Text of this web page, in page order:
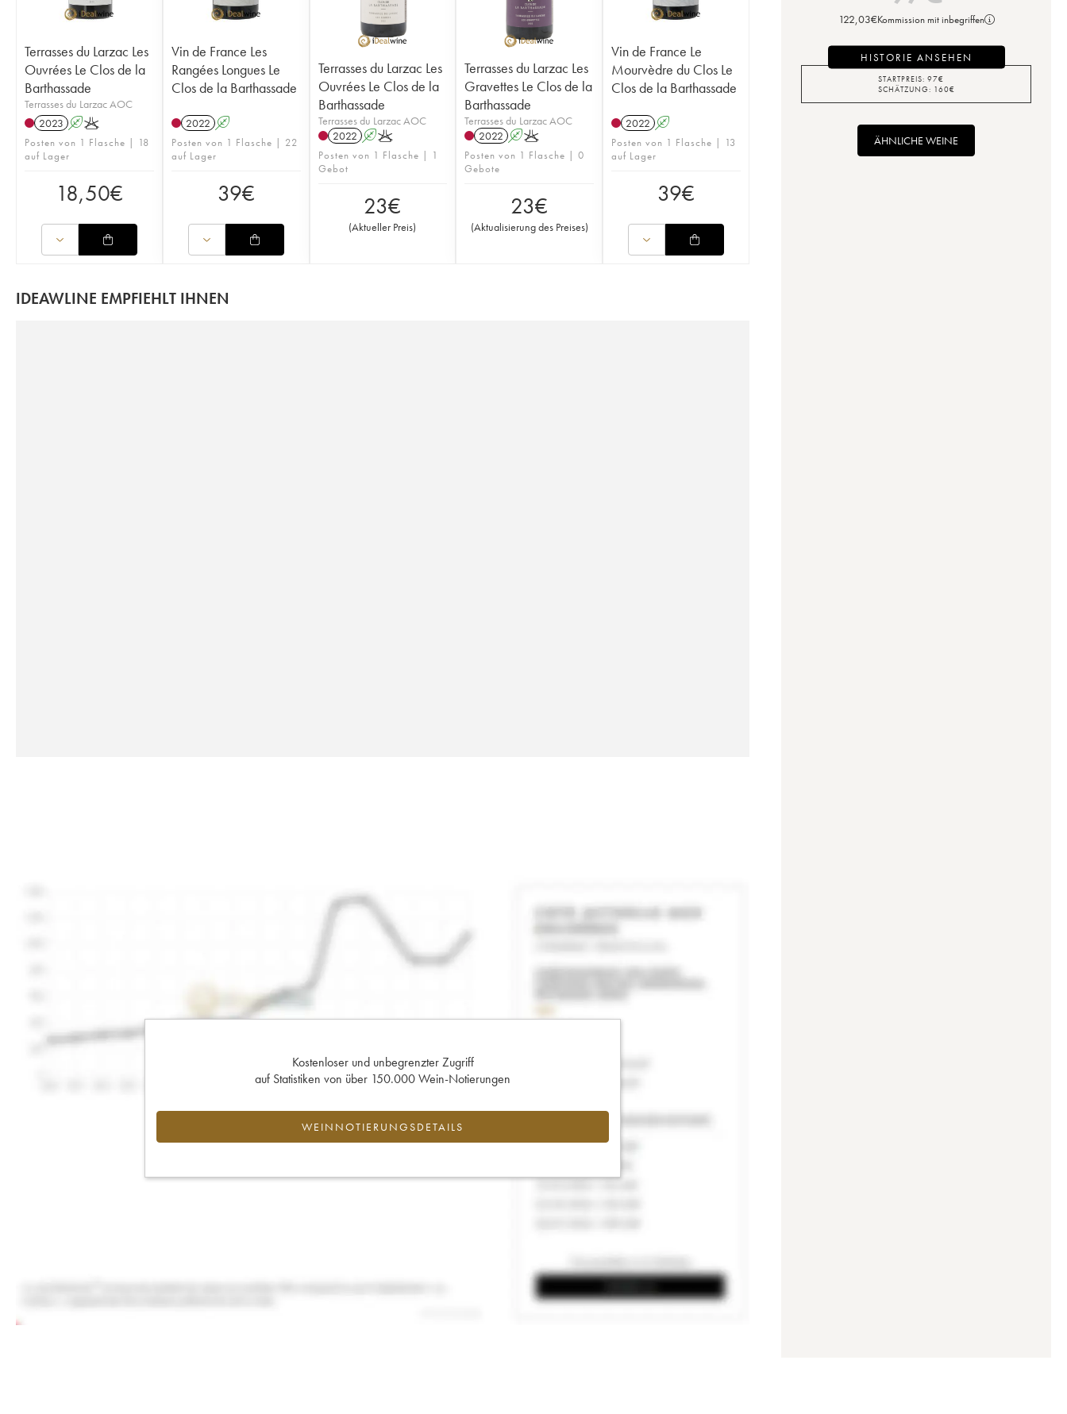
Terrasses du Larzac Les
Ouvrées Le Clos de la
Barthassade
Terrasses du Larzac AOC
2023 AK
Posten von 1 Flasche | 18
auf Lager
18,50€
Vin de France Les
Rangées Longues Le
Clos de la Barthassade
2022 A
Posten von 1 Flasche | 22
auf Lager
39€
Terrasses du Larzac Les
Ouvrées Le Clos de la
Barthassade
Terrasses du Larzac AOC
2022 AK
Posten von 1 Flasche | 1
Gebot
23€
(Aktueller Preis)
Terrasses du Larzac Les
Gravettes Le Clos de la
Barthassade
Terrasses du Larzac AOC
2022 AK
Posten von 1 Flasche | 0
Gebote
23€
(Aktualisierung des Preises)
Vin de France Le
Mourvèdre du Clos Le
Clos de la Barthassade
2022 A
Posten von 1 Flasche | 13
auf Lager
39€
IDEAWLINE EMPFIEHLT IHNEN
Kostenloser und unbegrenzter Zugriff
auf Statistiken von über 150.000 Wein-Notierungen
WEINNOTIERUNGSDETAILS
122,03€Kommission mit inbegriffen
HISTORIE ANSEHEN
STARTPREIS: 97€
SCHÄTZUNG: 160€
ÄHNLICHE WEINE